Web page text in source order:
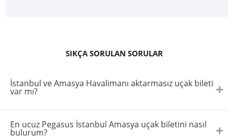
SIKÇA SORULAN SORULAR
İstanbul ve Amasya Havalimanı aktarmasız uçak bileti
var mı?
En ucuz Pegasus İstanbul Amasya uçak biletini nasıl
bulurum?